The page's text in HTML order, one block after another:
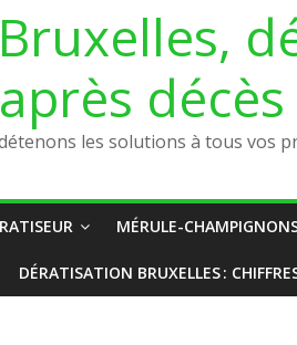
décès
les solutions à tous vos
MÉRULE-
DÉRATISATION BRUXELLES :